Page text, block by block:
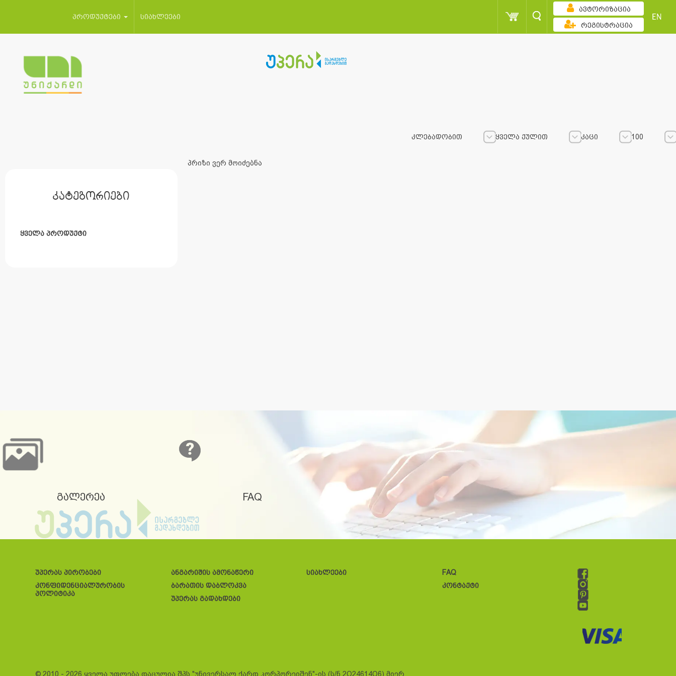
პროდუქტები სიახლეები
ავტორიზაცია
რეგისტრაცია
EN
კატეგორიები
ყველა პროდუქტი
კლებადობით ყველა ქულით კაცი
100
პრიზი ვერ მოიძებნა
გალერეა FAQ
უპერას პირობები
კონფიდენციალურობის
პოლიტიკა
ანგარიშის ამონაწერი
ბარათის დაბლოკვა
უპერას გადახდები
სიახლეები
FAQ
კონტაქტი
© 2010 - 2026 ყველა უფლება დაცულია შპს "უნივერსალ ქარდ კორპორეიშენ"-ის (ს/ნ 2O24614O6) მიერ